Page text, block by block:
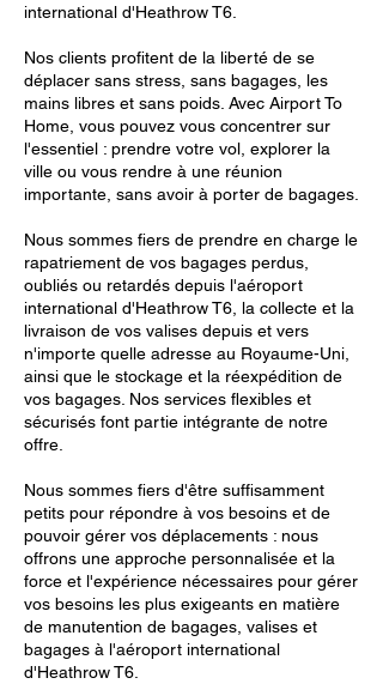
international d'Heathrow T6.
Nos clients profitent de la liberté de se
déplacer sans stress, sans bagages, les
mains libres et sans poids. Avec Airport To
Home, vous pouvez vous concentrer sur
l'essentiel : prendre votre vol, explorer la
ville ou vous rendre à une réunion
importante, sans avoir à porter de bagages.
Nous sommes fiers de prendre en charge le
rapatriement de vos bagages perdus,
oubliés ou retardés depuis l'aéroport
international d'Heathrow T6, la collecte et la
livraison de vos valises depuis et vers
n'importe quelle adresse au Royaume-Uni,
ainsi que le stockage et la réexpédition de
vos bagages. Nos services flexibles et
sécurisés font partie intégrante de notre
offre.
Nous sommes fiers d'être suffisamment
petits pour répondre à vos besoins et de
pouvoir gérer vos déplacements : nous
offrons une approche personnalisée et la
force et l'expérience nécessaires pour gérer
vos besoins les plus exigeants en matière
de manutention de bagages, valises et
bagages à l'aéroport international
d'Heathrow T6.